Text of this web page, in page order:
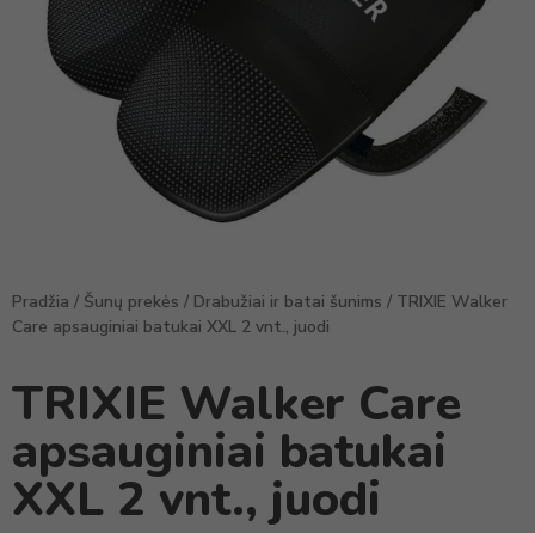
Pradžia / Šunų prekės / Drabužiai ir batai šunims / TRIXIE Walker
Care apsauginiai batukai XXL 2 vnt., juodi
TRIXIE Walker Care
apsauginiai batukai
XXL 2 vnt., juodi